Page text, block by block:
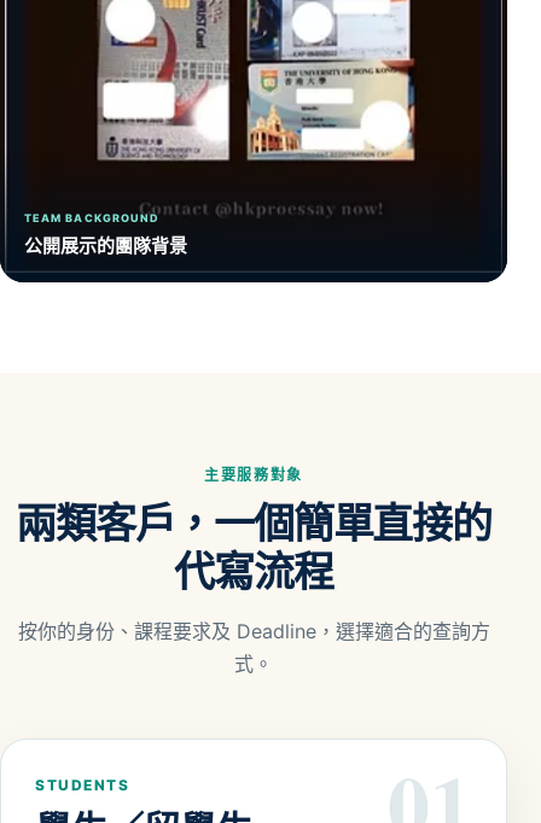
TEAM BACKGROUND
公開展示的團隊背景
主要服務對象
兩類客戶，一個簡單直接的
代寫流程
按你的身份、課程要求及 Deadline，選擇適合的查詢方
式。
STUDENTS